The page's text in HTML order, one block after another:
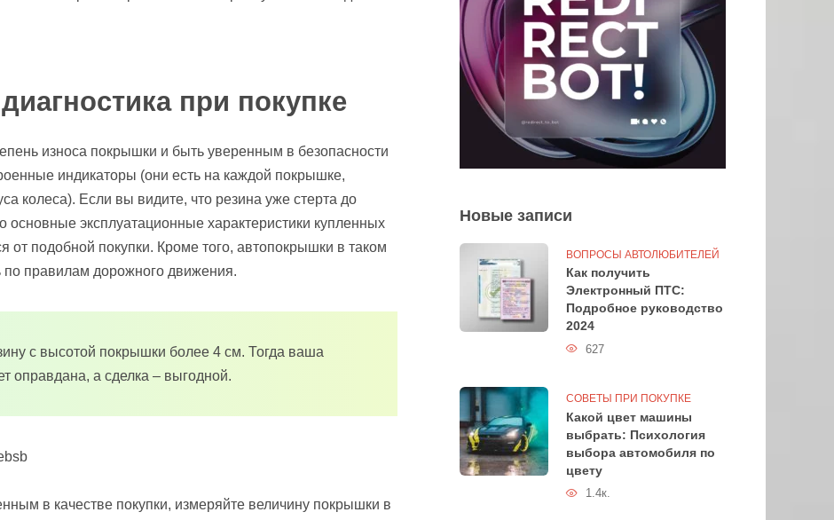
при покупке
износа покрышки и быть уверенным в безопасности
индикаторы (они есть на каждой покрышке,
колеса). Если вы видите, что резина уже стерта до
основные эксплуатационные характеристики купленных
от подобной покупки. Кроме того, автопокрышки в таком
по правилам дорожного движения.
с высотой покрышки более 4 см. Тогда ваша
оправдана, а сделка – выгодной.
в качестве покупки, измеряйте величину покрышки в
Новые записи
ВОПРОСЫ АВТОЛЮБИТЕЛЕЙ
Как получить
Электронный ПТС:
Подробное руководство
2024
627
СОВЕТЫ ПРИ ПОКУПКЕ
Какой цвет машины
выбрать: Психология
выбора автомобиля по
цвету
1.4к.